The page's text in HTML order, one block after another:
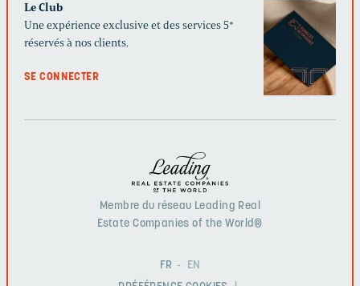
Le Club
Une expérience exclusive et des services 5*
réservés à nos clients.
SE CONNECTER
Membre du réseau Leading Real
Estate Companies of the World®
FR
EN